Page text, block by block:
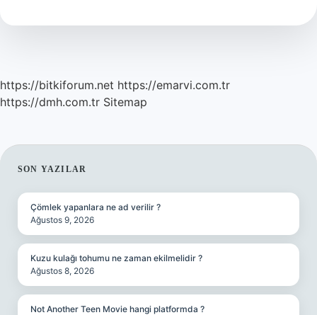
https://bitkiforum.net https://emarvi.com.tr
https://dmh.com.tr Sitemap
SIDEBAR
SON YAZILAR
Çömlek yapanlara ne ad verilir ?
Ağustos 9, 2026
Kuzu kulağı tohumu ne zaman ekilmelidir ?
Ağustos 8, 2026
Not Another Teen Movie hangi platformda ?